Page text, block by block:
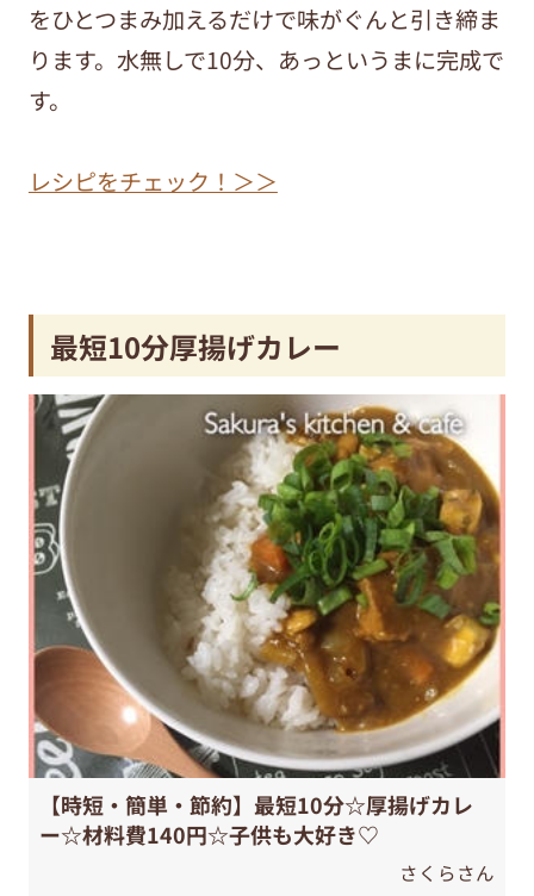
をひとつまみ加えるだけで味がぐんと引き締ま
ります。水無しで10分、あっというまに完成で
す。
レシピをチェック！＞＞
最短10分厚揚げカレー
【時短・簡単・節約】最短10分☆厚揚げカレ
ー☆材料費140円☆子供も大好き♡
さくらさん